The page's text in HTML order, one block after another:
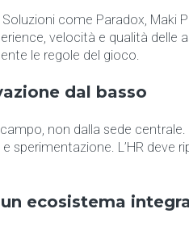
. Soluzioni come Paradox, Maki
velocità e qualità delle
le regole del gioco.
dal basso
non dalla sede centrale.
sperimentazione. L’HR deve
ecosistema